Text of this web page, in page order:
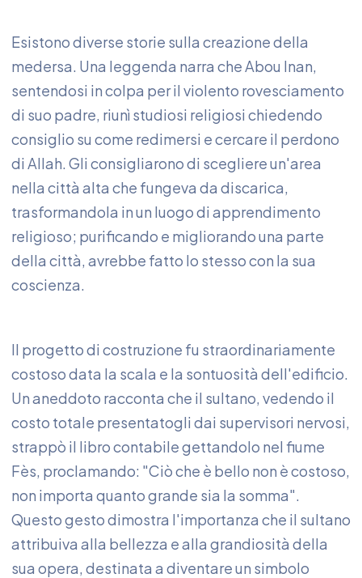
Esistono diverse storie sulla creazione della
medersa. Una leggenda narra che Abou Inan,
sentendosi in colpa per il violento rovesciamento
di suo padre, riunì studiosi religiosi chiedendo
consiglio su come redimersi e cercare il perdono
di Allah. Gli consigliarono di scegliere un'area
nella città alta che fungeva da discarica,
trasformandola in un luogo di apprendimento
religioso; purificando e migliorando una parte
della città, avrebbe fatto lo stesso con la sua
coscienza.
Il progetto di costruzione fu straordinariamente
costoso data la scala e la sontuosità dell'edificio.
Un aneddoto racconta che il sultano, vedendo il
costo totale presentatogli dai supervisori nervosi,
strappò il libro contabile gettandolo nel fiume
Fès, proclamando: "Ciò che è bello non è costoso,
non importa quanto grande sia la somma".
Questo gesto dimostra l'importanza che il sultano
attribuiva alla bellezza e alla grandiosità della
sua opera, destinata a diventare un simbolo